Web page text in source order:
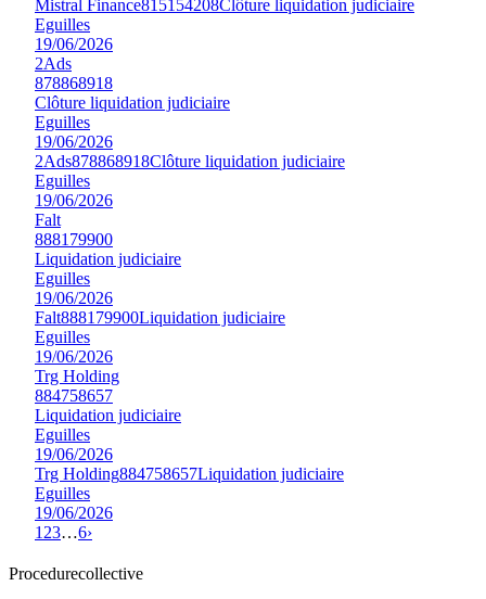
Mistral Finance815154208Clôture liquidation judiciaire
Eguilles
19/06/2026
2Ads
878868918
Clôture liquidation judiciaire
Eguilles
19/06/2026
2Ads878868918Clôture liquidation judiciaire
Eguilles
19/06/2026
Falt
888179900
Liquidation judiciaire
Eguilles
19/06/2026
Falt888179900Liquidation judiciaire
Eguilles
19/06/2026
Trg Holding
884758657
Liquidation judiciaire
Eguilles
19/06/2026
Trg Holding884758657Liquidation judiciaire
Eguilles
19/06/2026
1 23…6›
Procedurecollective